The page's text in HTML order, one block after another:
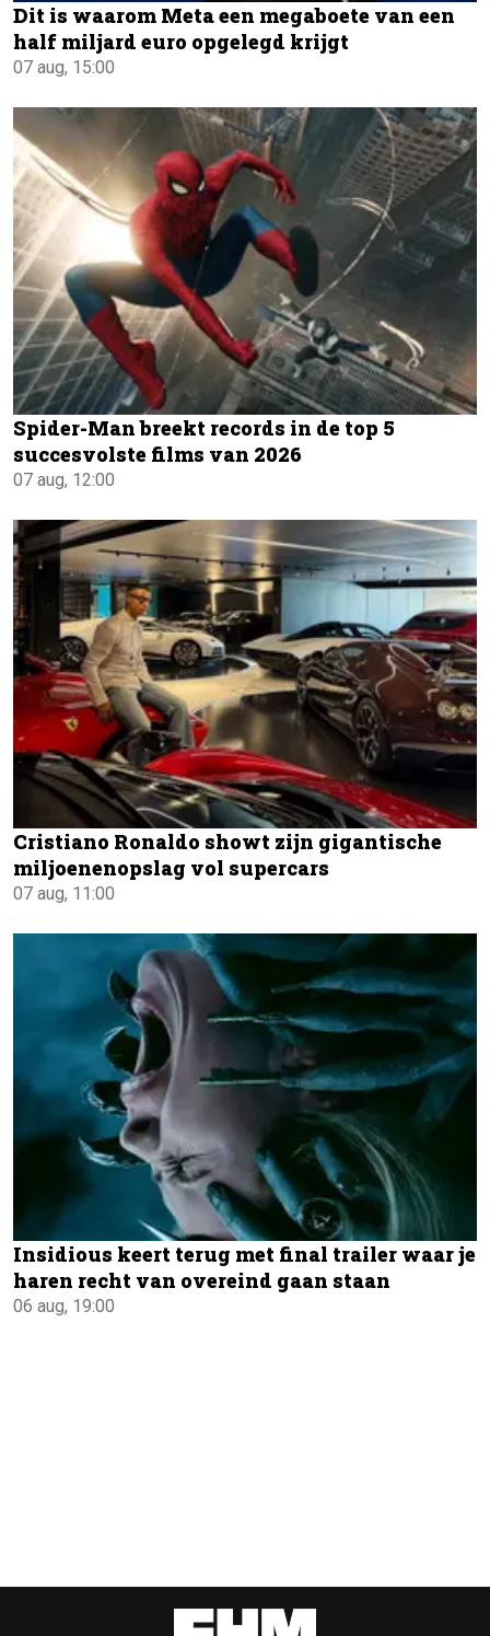
Dit is waarom Meta een megaboete van een
half miljard euro opgelegd krijgt
07 aug, 15:00
Spider-Man breekt records in de top 5
succesvolste films van 2026
07 aug, 12:00
Cristiano Ronaldo showt zijn gigantische
miljoenenopslag vol supercars
07 aug, 11:00
Insidious keert terug met final trailer waar je
haren recht van overeind gaan staan
06 aug, 19:00